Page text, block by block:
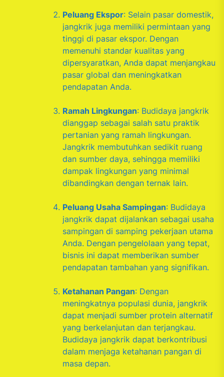
Peluang Ekspor: Selain pasar domestik,
jangkrik juga memiliki permintaan yang
tinggi di pasar ekspor. Dengan
memenuhi standar kualitas yang
dipersyaratkan, Anda dapat menjangkau
pasar global dan meningkatkan
pendapatan Anda.
Ramah Lingkungan: Budidaya jangkrik
dianggap sebagai salah satu praktik
pertanian yang ramah lingkungan.
Jangkrik membutuhkan sedikit ruang
dan sumber daya, sehingga memiliki
dampak lingkungan yang minimal
dibandingkan dengan ternak lain.
Peluang Usaha Sampingan: Budidaya
jangkrik dapat dijalankan sebagai usaha
sampingan di samping pekerjaan utama
Anda. Dengan pengelolaan yang tepat,
bisnis ini dapat memberikan sumber
pendapatan tambahan yang signifikan.
Ketahanan Pangan: Dengan
meningkatnya populasi dunia, jangkrik
dapat menjadi sumber protein alternatif
yang berkelanjutan dan terjangkau.
Budidaya jangkrik dapat berkontribusi
dalam menjaga ketahanan pangan di
masa depan.